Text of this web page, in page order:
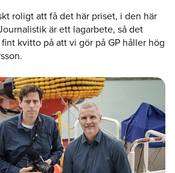
roligt att få det här priset, i den här
är ett lagarbete, så det
kvitto på att vi gör på GP håller hög